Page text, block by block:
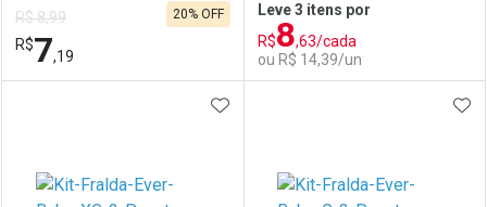
Comprar sem Desconto
Por R$ 29,59/cada
Comprar sem Desconto
Por R$ 29,59/cada
Comprar sem Desconto
Por R$ 52,99/cada
Comprar sem Desconto
Por R$ 52,99/cada
R$ 8,99
R$7,19
20% OFF
Laboratório
Por Menos
Leve 3 itens por
R$8,63/cada
ou R$ 14,39/un
Laboratório
Por Menos
ADICIONAR AOS FAVORITOS